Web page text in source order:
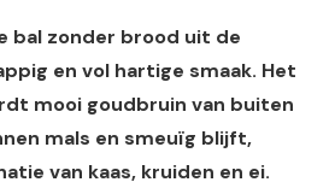
bal zonder brood uit de
en vol hartige smaak. Het
mooi goudbruin van buiten
mals en smeuïg blijft,
van kaas, kruiden en ei.